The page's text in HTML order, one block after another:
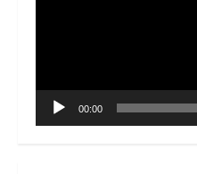
00:00